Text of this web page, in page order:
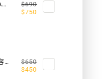
20 mm Strap 掛繩/掛繩片組 (相容 iOS / Android 手機殼)
$690
$750
6mm Wrist Strap 手腕掛繩/掛繩片組 (相容 iOS / Android 手機殼)
$650
$450